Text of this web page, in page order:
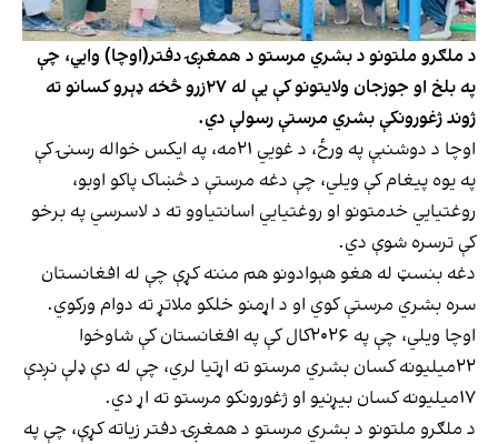
د ملګرو ملتونو د بشري مرستو د همغږۍ دفتر(اوچا) وایي، چې
په بلخ او جوزجان ولایتونو کې یې له ۲۷زرو څخه ډېرو کسانو ته
ژوند ژغورونکې بشري مرستې رسولې دي.
اوچا د دوشنبې په ورځ، د غویي ۲۱مه، په ایکس خواله رسنۍ کې
په یوه پیغام کې ویلي، چې دغه مرستې د څښاک پاکو اوبو،
روغتیايي خدمتونو او روغتیايي اسانتیاوو ته د لاسرسي په برخو
کې ترسره شوې دي.
دغه بنسټ له هغو هېوادونو هم مننه کړې چې له افغانستان
سره بشري مرستې کوي او د اړمنو خلکو ملاتړ ته دوام ورکوي.
اوچا ویلي، چې په ۲۰۲۶کال کې په افغانستان کې شاوخوا
۲۲میلیونه کسان بشري مرستو ته اړتیا لري، چې له دې ډلې نږدې
۱۷میلیونه کسان بیړنیو او ژغورونکو مرستو ته اړ دي.
د ملګرو ملتونو د بشري مرستو د همغږۍ دفتر زیاته کړې، چې په